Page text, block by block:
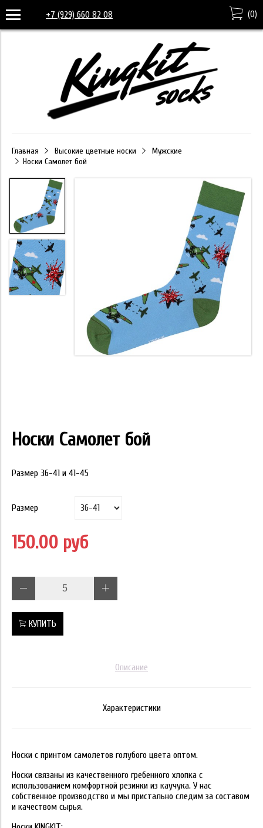
+7 (929) 660 82 08 (0)
Главная Высокие цветные носки
Мужские
Носки Самолет бой
Носки Самолет бой
Размер 36-41 и 41-45
Размер
150.00 руб
КУПИТЬ
Описание
Характеристики
Носки с принтом самолетов голубого цвета оптом.
Носки связаны из качественного гребенного хлопка с
использованием комфортной резинки из каучука. У нас
собственное производство и мы пристально следим за составом
и качеством сырья.